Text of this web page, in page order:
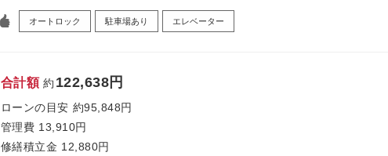
オートロック 駐車場あり エレベーター
合計額 約 122,638円
ローンの目安 約95,848円
管理費 13,910円
修繕積立金 12,880円